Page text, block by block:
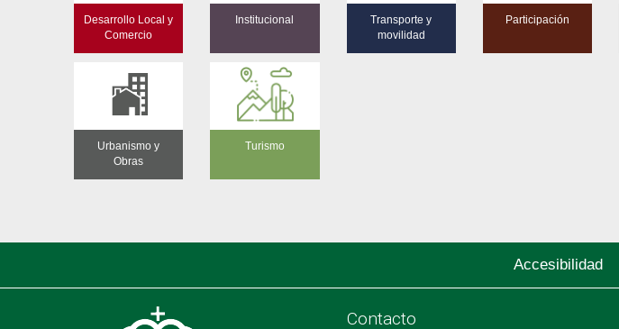
Desarrollo Local y
Comercio
Institucional
Transporte y
movilidad
Participación
Urbanismo y
Obras
Turismo
Accesibilidad
Contacto